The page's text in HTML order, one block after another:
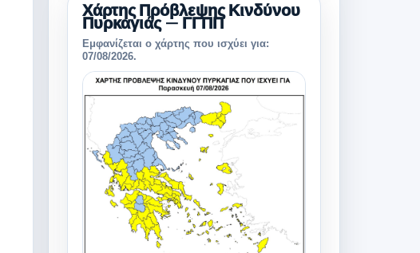
Χάρτης Πρόβλεψης Κινδύνου
Πυρκαγιάς — ΓΓΠΠ
Εμφανίζεται ο χάρτης που ισχύει για:
07/08/2026.